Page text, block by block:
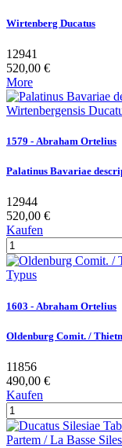
Wirtenberg Ducatus
12941
520,00 €
More
1579 - Abraham Ortelius
Palatinus Bavariae
12944
520,00 €
Kaufen
1603 - Abraham Ortelius
Oldenburg Comit. /
11856
490,00 €
Kaufen